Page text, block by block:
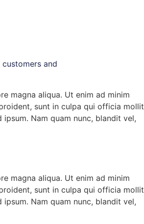
and
magna aliqua. Ut enim ad minim
sunt in culpa qui officia mollit
Nam quam nunc, blandit vel,
magna aliqua. Ut enim ad minim
sunt in culpa qui officia mollit
Nam quam nunc, blandit vel,